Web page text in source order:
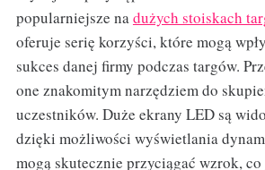
popularniejsze nadużych stoiskach
oferuje serię korzyści, które mogą
sukces danej firmy podczas targów.
one znakomitym narzędziem do
uczestników. Duże ekrany LED są
dzięki możliwości wyświetlania
mogą skutecznie przyciągać wzrok,